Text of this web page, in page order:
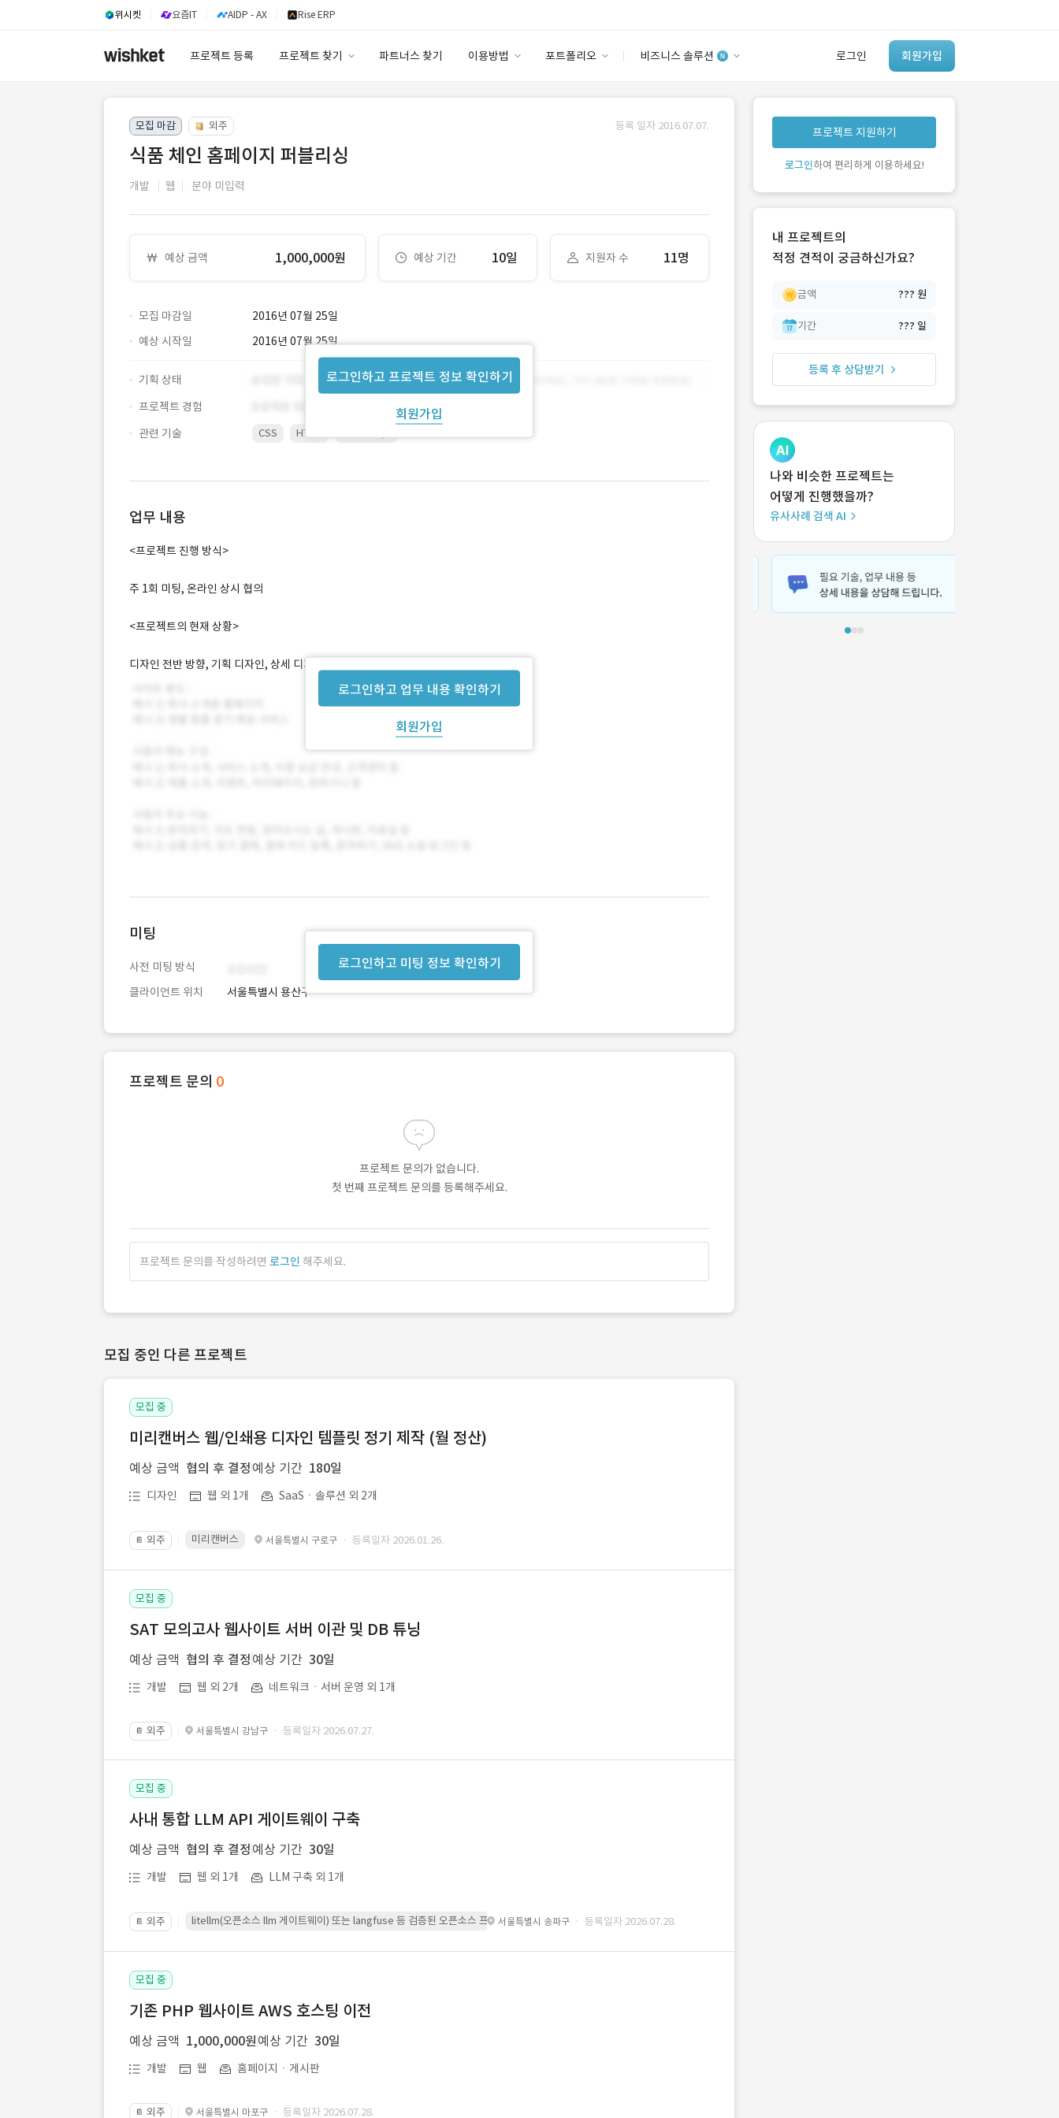
위시켓 요즘IT AIDP - AX Rise ERP
프로젝트 등록 프로젝트 찾기 파트너스 찾기 이용방법 포트폴리오 비즈니스 솔루션 로그인 회원가입
안심 코드 케어
유사사례 검색 AI
‘이런 거’ 만들어본
개발 회사 있어?
모집 마감 외주 등록 일자 2016.07.07.
식품 체인 홈페이지 퍼블리싱
개발 웹 분야 미입력
예상 금액 1,000,000원 예상 기간 10일 지원자 수 11명
모집 마감일 2016년 07월 25일
로그인하고 프로젝트 정보 확인하기
회원가입
예상 시작일 2016년 07월 25일
기획 상태
프로젝트 경험
관련 기술
CSS HTML
업무 내용
로그인하고 업무 내용 확인하기
회원가입
<프로젝트 진행 방식>
주 1회 미팅, 온라인 상시 협의
<프로젝트의 현재 상황>
디자인 전반 방향, 기획 디자인, 상세 디자인 준비중
로그인하고 미팅 정보 확인하기
미팅
사전 미팅 방식
클라이언트 위치
서울특별시 용산구
프로젝트 문의 0
프로젝트 문의가 없습니다.
첫 번째 프로젝트 문의를 등록해주세요.
프로젝트 문의를 작성하려면 로그인 해주세요.
모집 중인 다른 프로젝트
모집 중
미리캔버스 웹/인쇄용 디자인 템플릿 정기 제작 (월 정산)
예상 금액 협의 후 결정 예상 기간 180일
디자인 웹 외 1개 SaaSㆍ솔루션 외 2개
📔 외주 미리캔버스 서울특별시 구로구 · 등록일자 2026.01.26.
모집 중
SAT 모의고사 웹사이트 서버 이관 및 DB 튜닝
예상 금액 협의 후 결정 예상 기간 30일
개발 웹 외 2개 네트워크ㆍ서버 운영 외 1개
📔 외주 서울특별시 강남구 · 등록일자 2026.07.27.
모집 중
사내 통합 LLM API 게이트웨이 구축
예상 금액 협의 후 결정 예상 기간 30일
개발 웹 외 1개 LLM 구축 외 1개
📔 외주 litellm(오픈소스 llm 게이트웨이) 또는 langfuse 등 검증된 오픈소스 프레임워크를 기반으로 시스템을 구축
서울특별시 송파구 · 등록일자 2026.07.28.
모집 중
기존 PHP 웹사이트 AWS 호스팅 이전
예상 금액 1,000,000원 예상 기간 30일
개발 웹 홈페이지ㆍ게시판
📔 외주 서울특별시 마포구 · 등록일자 2026.07.28.
프로젝트 지원하기
로그인하여 편리하게 이용하세요!
내 프로젝트의
적정 견적이 궁금하신가요?
금액 ??? 원
기간 ??? 일
등록 후 상담받기
나와 비슷한 프로젝트는
어떻게 진행했을까?
유사사례 검색 AI